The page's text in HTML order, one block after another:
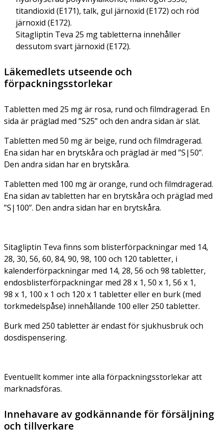
titandioxid (E171), talk, gul järnoxid (E172) och röd
järnoxid (E172).
Sitagliptin Teva 25 mg tabletterna innehåller
dessutom svart järnoxid (E172).
Läkemedlets utseende och
förpackningsstorlekar
Tabletten med 25 mg är rosa, rund och filmdragerad. En
sida är präglad med ”S25” och den andra sidan är slät.
Tabletten med 50 mg är beige, rund och filmdragerad.
Ena sidan har en brytskåra och präglad är med ”S|50”.
Den andra sidan har en brytskåra.
Tabletten med 100 mg är orange, rund och filmdragerad.
Ena sidan av tabletten har en brytskåra och präglad med
”S|100”. Den andra sidan har en brytskåra.
Sitagliptin Teva finns som blisterförpackningar med 14,
28, 30, 56, 60, 84, 90, 98, 100 och 120 tabletter, i
kalenderförpackningar med 14, 28, 56 och 98 tabletter,
endosblisterförpackningar med 28 x 1, 50 x 1, 56 x 1,
98 x 1, 100 x 1 och 120 x 1 tabletter eller en burk (med
torkmedelspåse) innehållande 100 eller 250 tabletter.
Burk med 250 tabletter är endast för sjukhusbruk och
dosdispensering.
Eventuellt kommer inte alla förpackningsstorlekar att
marknadsföras.
Innehavare av godkännande för försäljning
och tillverkare